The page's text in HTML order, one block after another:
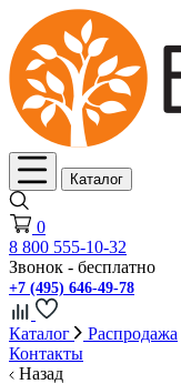
Каталог
0
8 800 555-10-32
Звонок - бесплатно
+7 (495) 646-49-78
Каталог Распродажа
Контакты
Назад